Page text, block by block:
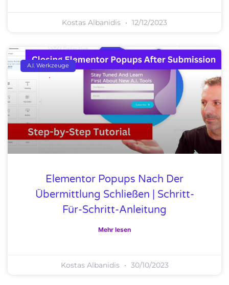
Kostas Albanidis 12/12/2023
A.I. Werkzeuge
Elementor Popups Nach Der
Übermittlung Schließen | Schritt-
Für-Schritt-Anleitung
Mehr lesen
Kostas Albanidis 30/10/2023